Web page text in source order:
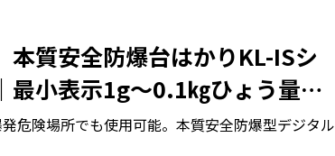
質安全防爆台はかりKL-ISシ
最小表示1g～0.1㎏ひょう量
400㎏
危険場所でも使用可能。本質安全防爆型デジタル